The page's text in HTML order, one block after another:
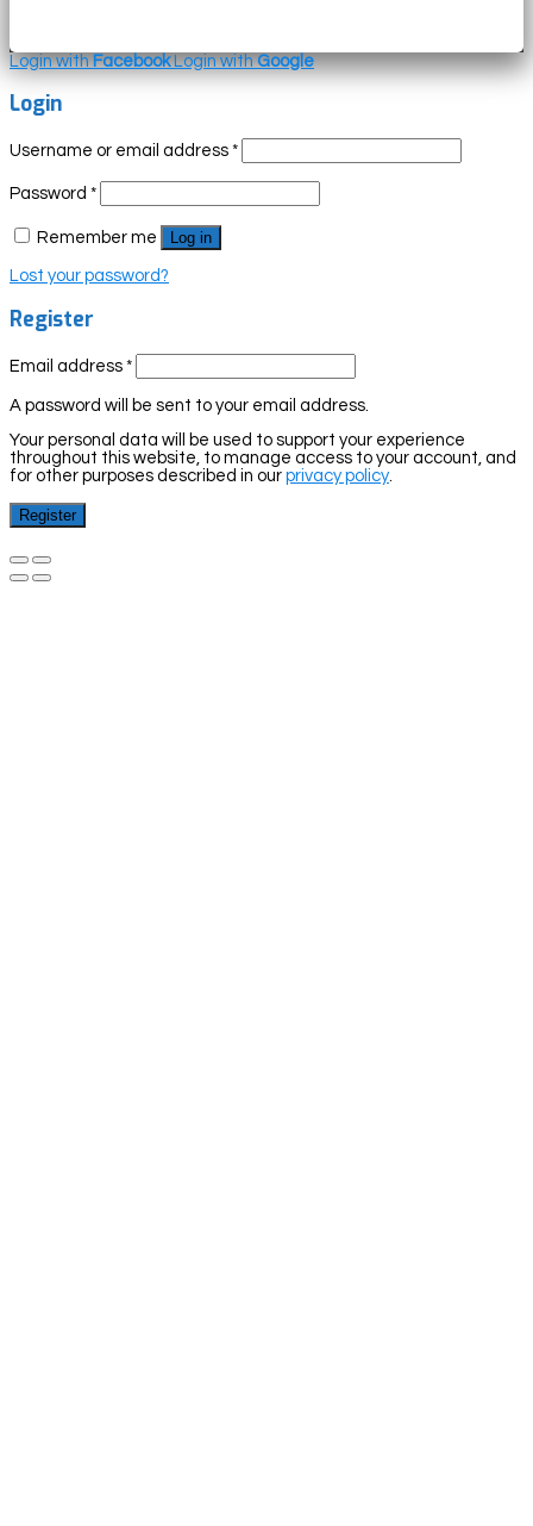
Login withFacebook Login withGoogle
Login
Username or email address *
Password *
Remember me Log in
Lost your password?
Register
Email address *
A password will be sent to your email address.
Your personal data will be used to support your experience
throughout this website, to manage access to your account, and
for other purposes described in our privacy policy.
Register